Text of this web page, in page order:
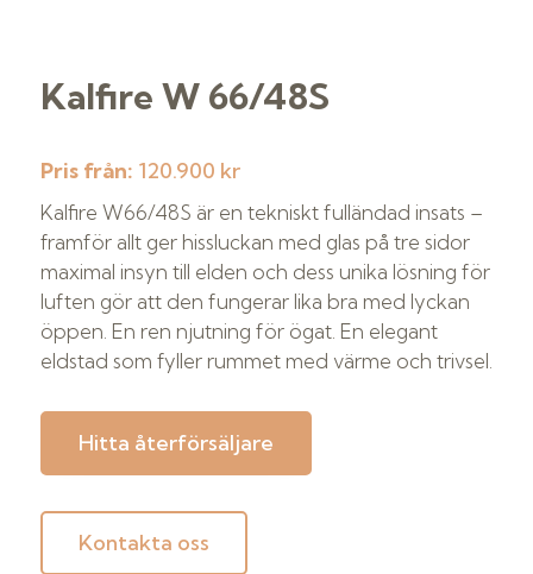
Kalfire W 66/48S
Pris från: 120.900 kr
Kalfire W66/48S är en tekniskt fulländad insats –
framför allt ger hissluckan med glas på tre sidor
maximal insyn till elden och dess unika lösning för
luften gör att den fungerar lika bra med lyckan
öppen. En ren njutning för ögat. En elegant
eldstad som fyller rummet med värme och trivsel.
Hitta återförsäljare
Kontakta oss